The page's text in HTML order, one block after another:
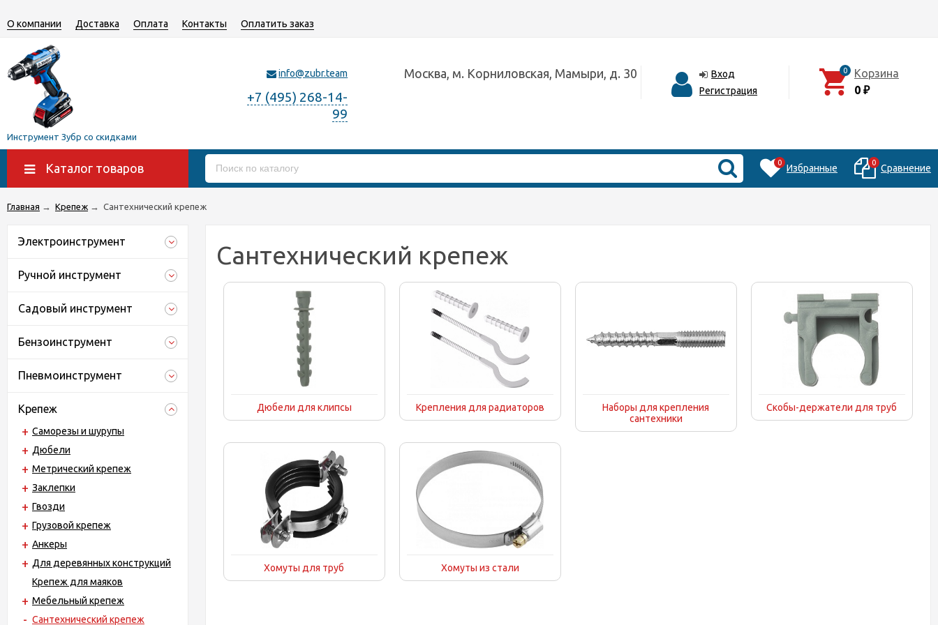
О компании Доставка Оплата Контакты Оплатить заказ
Инструмент Зубр со скидками
info@zubr.team
+7 (495) 268-14-
99
Москва, м. Корниловская, Мамыри, д. 30
Вход
Регистрация
0
Корзина
0 ₽
Каталог товаров 0 Избранные 0 Сравнение
Главная → Крепеж → Сантехнический крепеж
Электроинструмент
Ручной инструмент
Садовый инструмент
Бензоинструмент
Пневмоинструмент
Крепеж
Саморезы и шурупы
Дюбели
Метрический крепеж
Заклепки
Гвозди
Грузовой крепеж
Анкеры
Для деревянных конструкций
Крепеж для маяков
Мебельный крепеж
Сантехнический крепеж
Сантехнический крепеж
Дюбели для клипсы Крепления для радиаторов
Наборы для крепления
сантехники
Скобы-держатели для труб
Хомуты для труб Хомуты из стали